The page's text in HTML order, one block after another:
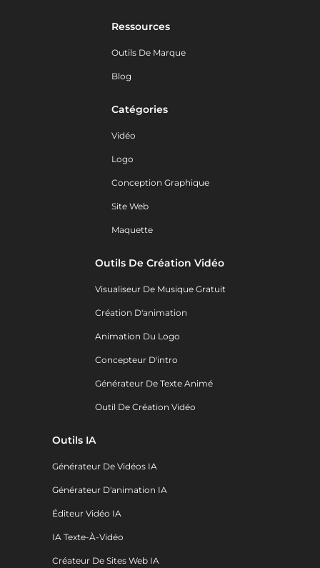
Ressources
Outils De Marque
Blog
Catégories
Vidéo
Logo
Conception Graphique
Site Web
Maquette
Outils De Création Vidéo
Visualiseur De Musique Gratuit
Création D'animation
Animation Du Logo
Concepteur D'intro
Générateur De Texte Animé
Outil De Création Vidéo
Outils IA
Générateur De Vidéos IA
Générateur D'animation IA
Éditeur Vidéo IA
IA Texte-À-Vidéo
Créateur De Sites Web IA